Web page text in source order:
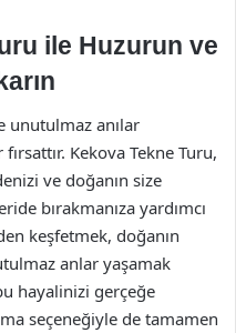
ile Huzurun ve
unutulmaz anılar
Kekova Tekne Turu,
ve doğanın size
bırakmanıza yardımcı
keşfetmek, doğanın
anlar yaşamak
hayalinizi gerçeğe
seçeneğiyle de tamamen